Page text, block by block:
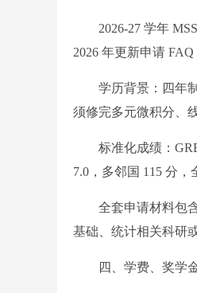
2026-27 学年 MSS
2026 年更新申请 FAQ
学历背景：四年制
须修完多元微积分、
标准化成绩：GRE
7.0，多邻国 115 分，
全套申请材料包含
基础、统计相关科研
四、学费、奖学金